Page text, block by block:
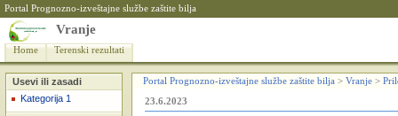
Portal Prognozno-izveštajne službe zaštite bilja
Vranje
Home Terenski rezultati
Usevi ili zasadi
Kategorija 1
Portal Prognozno-izveštajne službe zaštite bilja > Vranje >
23.6.2023